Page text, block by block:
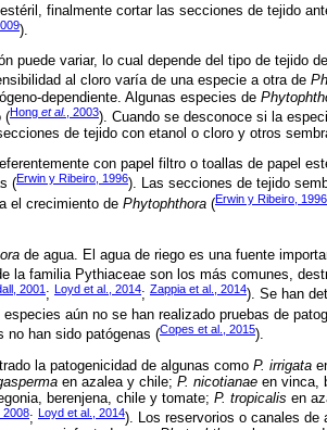
finalmente cortar las secciones de tejido
).
puede variar, lo cual depende del tipo de tejido
al cloro varía de una especie a otra de
dependiente. Algunas especies de
(Hong et al. , 2003). Cuando se desconoce si la
de tejido con etanol o cloro y otros
con papel filtro o toallas de papel
(Erwin y Ribeiro, 1996). Las secciones de tejido
el crecimiento de Phytophthora (Erwin y Ribeiro, 1996
de agua. El agua de riego es una fuente
la familia Pythiaceae son los más comunes,
2001 ; Loyd et al., 2014; Zappia et al., 2014). Se han
aún no se han realizado pruebas de
no han sido patógenas (Copes et al., 2015).
la patogenicidad de algunas como P. irrigata
en azalea y chile; P. nicotianae en vinca,
berenjena, chile y tomate; P. tropicalis en
2008; Loyd et al., 2014). Los reservorios o canales de